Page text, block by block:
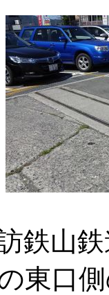
鉄山
東口